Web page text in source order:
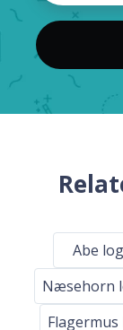
Abe
Næsehorn